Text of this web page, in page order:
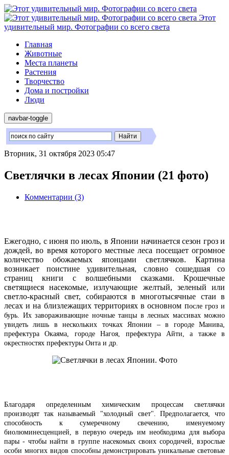
Этот
удивительный мир. Фотографии со всего света
Главная
Животные
Места планеты
Растения
Творчество
Дома и постройки
Люди
navbar-toggle
Вторник, 31 октября 2023 05:47
Светлячки в лесах Японии (21 фото)
Комментарии (3)
Ежегодно, с июня по июль, в Японии начинается сезон гроз и
дождей, во время которого местные леса посещает огромное
количество обожаемых японцами светлячков. Картина
возникает поистине удивительная, словно сошедшая со
страниц книги с волшебными сказками. Крошечные
светящиеся насекомые, излучающие желтый, зеленый или
светло-красный свет, собираются в многотысячные стаи в
лесах и на близлежащих территориях в основном после гроз и
бурь . Их завораживающие ночные танцы в лесных массивах можно
увидеть лишь в нескольких точках Японии – в городе Манива,
префектура Окаяма, городе Нагоя, префектура Айти, а также в
окрестностях префектуры Оита и др.
Благодаря определенным химическим процессам светлячки
производят так называемый "холодный свет". Предполагается, что
способность к сумеречному свечению, именуемому
биолюминесценцией, в первую очередь им необходима для выбора
пары - чтобы найти в группе насекомых своих сородичей, взрослые
особи многих видов способны демонстрировать уникальные световые